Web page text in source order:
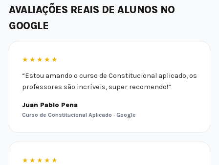
AVALIAÇÕES REAIS DE ALUNOS NO
GOOGLE
★★★★★
“Estou amando o curso de Constitucional aplicado, os
professores são incríveis, super recomendo!”
Juan Pablo Pena
Curso de Constitucional Aplicado · Google
★★★★★